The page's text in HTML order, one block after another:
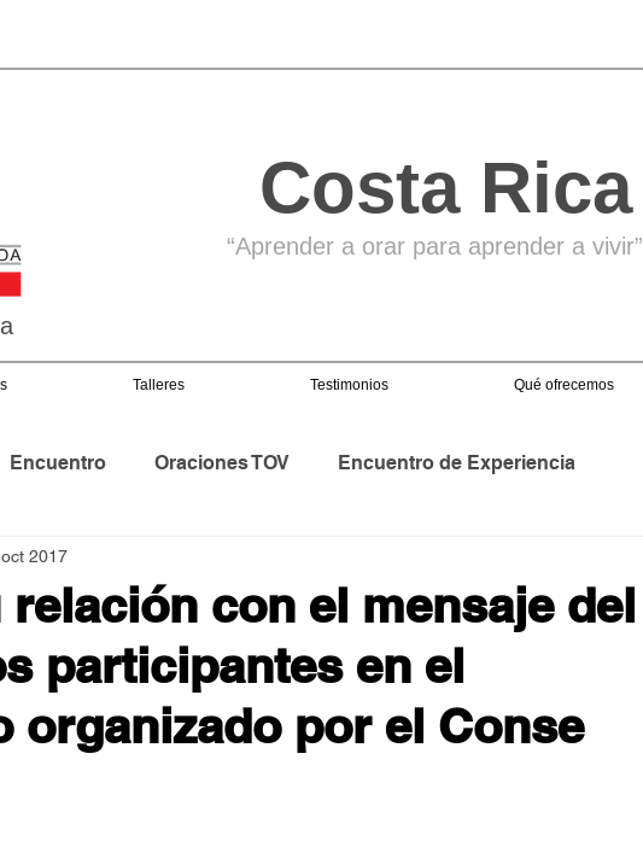
Costa Rica
“Aprender a orar para aprender a vivir”
Talleres Testimonios Qué ofrecemos
Encuentro Oraciones TOV Encuentro de Experiencia
Asamblea Nacional
Jornadas Mundiales Libros Orar y Vivir
Feliz
relación con el mensaje del
participantes en el
organizado por el Conse
2017